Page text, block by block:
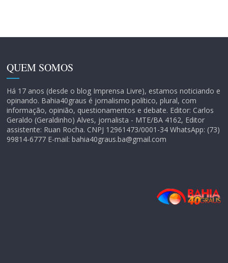
QUEM SOMOS
Há 17 anos (desde o blog Imprensa Livre), estamos noticiando e
opinando. Bahia40graus é jornalismo político, plural, com
informação, opinião, questionamentos e debate. Editor: Carlos
Geraldo (Geraldinho) Alves, jornalista - MTE/BA 4162, Editor
assistente: Ruan Rocha. CNPJ 12961473/0001-34 WhatsApp: (73)
99814-6777 E-mail: bahia40graus.ba@gmail.com